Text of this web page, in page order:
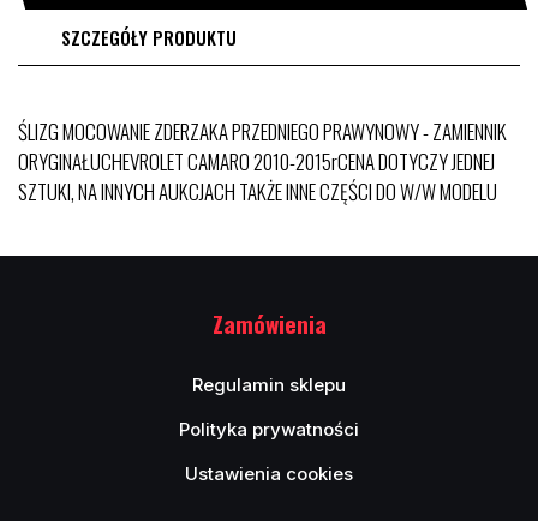
SZCZEGÓŁY PRODUKTU
ŚLIZG MOCOWANIE ZDERZAKA PRZEDNIEGO PRAWYNOWY - ZAMIENNIK
ORYGINAŁUCHEVROLET CAMARO 2010-2015rCENA DOTYCZY JEDNEJ
SZTUKI, NA INNYCH AUKCJACH TAKŻE INNE CZĘŚCI DO W/W MODELU
Zamówienia
Regulamin sklepu
Polityka prywatności
Ustawienia cookies